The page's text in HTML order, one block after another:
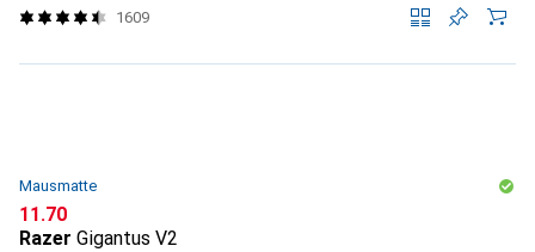
1609
Mausmatte
CHF
11.70
Razer Gigantus V2